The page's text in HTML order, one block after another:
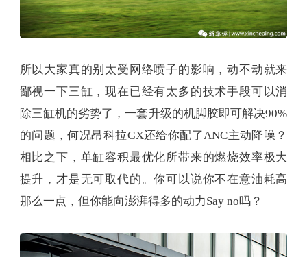
所以大家真的别太受网络喷子的影响，动不动就来
鄙视一下三缸，现在已经有太多的技术手段可以消
除三缸机的劣势了，一套升级的机脚胶即可解决90%
的问题，何况昂科拉GX还给你配了ANC主动降噪？
相比之下，单缸容积最优化所带来的燃烧效率极大
提升，才是无可取代的。你可以说你不在意油耗高
那么一点，但你能向澎湃得多的动力Say no吗？